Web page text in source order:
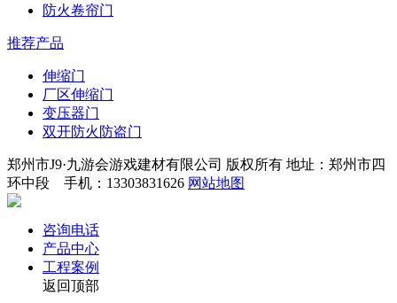
防火卷帘门
推荐产品
伸缩门
厂区伸缩门
变压器门
双开防火防盗门
郑州市J9·九游会游戏建材有限公司 版权所有 地址：郑州市四
环中段 手机：13303831626 网站地图
咨询电话
产品中心
工程案例
返回顶部